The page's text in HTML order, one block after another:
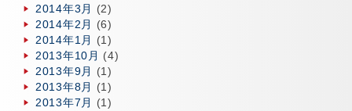
2014年3月
(2)
2014年2月
(6)
2014年1月
(1)
2013年10月 (4)
2013年9月
(1)
2013年8月
(1)
2013年7月
(1)